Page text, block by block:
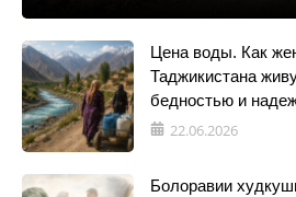
Цена воды. Как
Таджикистана
бедностью и
22.06.2026
Болоравии